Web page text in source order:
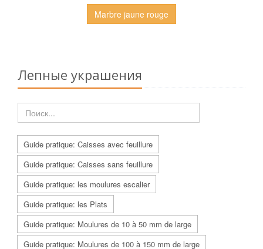
Marbre jaune rouge
Лепные украшения
Guide pratique: Caisses avec feuillure
Guide pratique: Caisses sans feuillure
Guide pratique: les moulures escalier
Guide pratique: les Plats
Guide pratique: Moulures de 10 à 50 mm de large
Guide pratique: Moulures de 100 à 150 mm de large